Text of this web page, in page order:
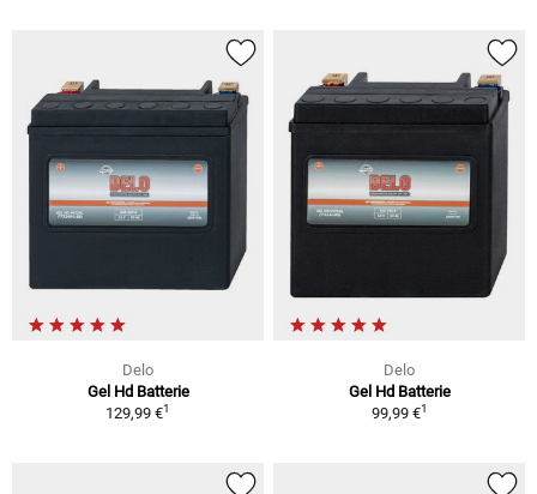
Delo
Gel Hd Batterie
129,99 €1
Delo
Gel Hd Batterie
99,99 €1